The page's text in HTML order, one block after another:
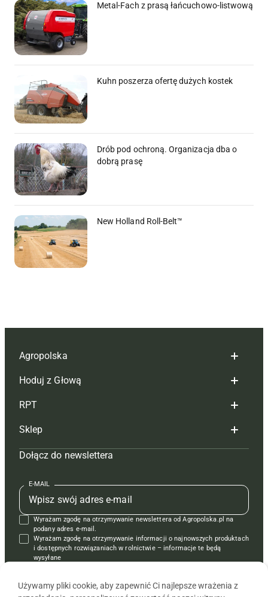
Metal-Fach z prasą łańcuchowo-listwową
Kuhn poszerza ofertę dużych kostek
Drób pod ochroną. Organizacja dba o
dobrą prasę
New Holland Roll-Belt™
Agropolska
Redakcja
Reklama
Tagi
Mapa serwisu
Kontakt
Regulamin
Polityka prywatności
Hoduj z Głową
Hoduj z głową bydło
Hoduj z głową świnie
Prenumerata
Redakcja
Kontakt
Reklama
RPT
Redakcja
Prenumerata
Reklama
Kontakt
Krzyżówki
Sklep
Czasopisma i prenumerata
Książki
Regulamin
Dołącz do newslettera
E-MAIL
Wyrażam zgodę na otrzymywanie newslettera od Agropolska.pl na
podany adres e-mail.
Wyrażam zgodę na otrzymywanie informacji o najnowszych produktach
i dostępnych rozwiązaniach w rolnictwie – informacje te będą
wysyłane
Używamy pliki cookie, aby zapewnić Ci najlepsze wrażenia z